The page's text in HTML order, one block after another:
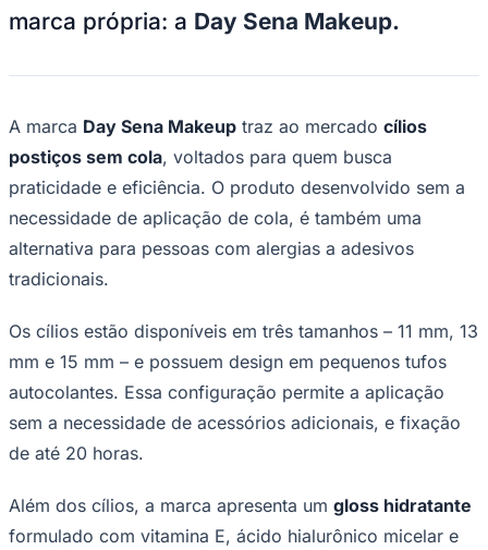
Bundesliga
marca própria: a Day Sena Makeup.
A marca Day Sena Makeup traz ao mercado cílios
postiços sem cola, voltados para quem busca
praticidade e eficiência. O produto desenvolvido sem a
necessidade de aplicação de cola, é também uma
alternativa para pessoas com alergias a adesivos
tradicionais.
Os cílios estão disponíveis em três tamanhos – 11 mm, 13
mm e 15 mm – e possuem design em pequenos tufos
autocolantes. Essa configuração permite a aplicação
sem a necessidade de acessórios adicionais, e fixação
de até 20 horas.
Além dos cílios, a marca apresenta um gloss hidratante
formulado com vitamina E, ácido hialurônico micelar e